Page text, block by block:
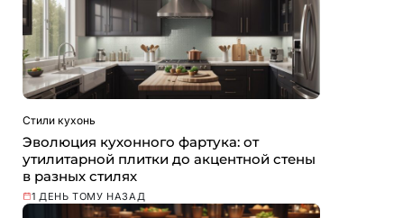
Стили кухонь
Эволюция кухонного фартука: от
утилитарной плитки до акцентной стены
в разных стилях
1 ДЕНЬ ТОМУ НАЗАД